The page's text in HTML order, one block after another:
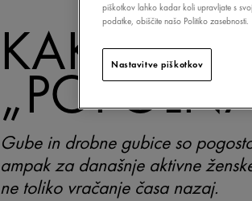
KAKŠNA
Gube in drobne gubice so
ampak za današnje aktivne
ne toliko vračanje časa nazaj.
piškotkov lahko kadar koli upravljate s
podatke, obiščite našo Politiko zasebnosti.
Nastavitve piškotkov